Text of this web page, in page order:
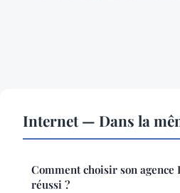
Internet — Dans la
Comment choisir son
réussi ?